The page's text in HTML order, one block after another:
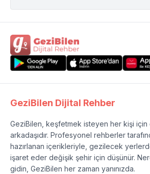
GeziBilen Dijital Rehber
GeziBilen, keşfetmek isteyen her kişi için
arkadaşıdır. Profesyonel rehberler
hazırlanan içerikleriyle, gezilecek
işaret eder değişik şehir için düşünür.
gidin, GeziBilen her zaman yanınızda.